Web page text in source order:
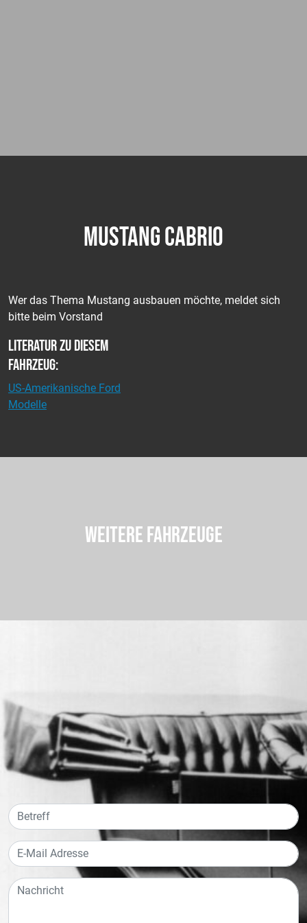
MUSTANG CABRIO
Wer das Thema Mustang ausbauen möchte, meldet sich
bitte beim Vorstand
Literatur zu diesem
Fahrzeug:
US-Amerikanische Ford
Modelle
WEITERE FAHRZEUGE